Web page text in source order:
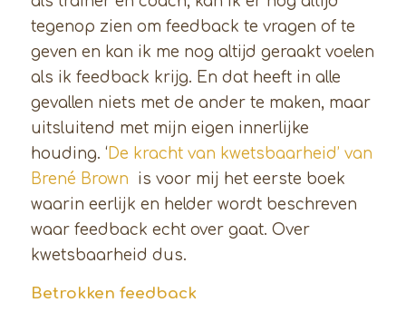
tegenop zien om feedback te vragen of te
geven en kan ik me nog altijd geraakt voelen
als ik feedback krijg. En dat heeft in alle
gevallen niets met de ander te maken, maar
uitsluitend met mijn eigen innerlijke
houding. ‘ De kracht van kwetsbaarheid’ van
Brené Brown is voor mij het eerste boek
waarin eerlijk en helder wordt beschreven
waar feedback echt over gaat. Over
kwetsbaarheid dus.
Betrokken feedback